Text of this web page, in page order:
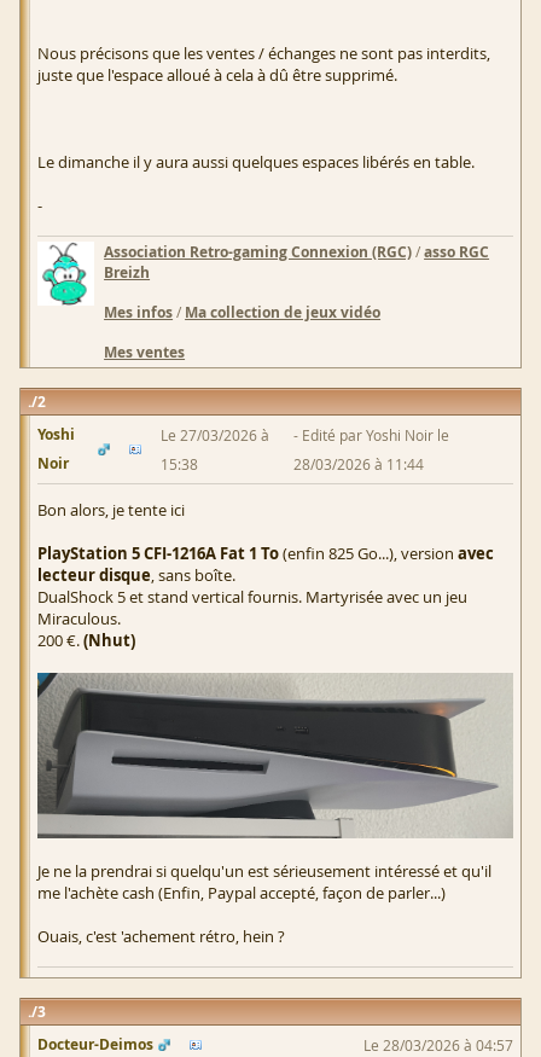
Nous précisons que les ventes / échanges ne sont pas interdits,
juste que l'espace alloué à cela à dû être supprimé.
Le dimanche il y aura aussi quelques espaces libérés en table.
-
Association Retro-gaming Connexion (RGC)/asso RGC
Breizh
Mes infos/ Ma collection de jeux vidéo
Mes ventes
2
Yoshi
Noir
Le 27/03/2026 à
15:38
Edité par Yoshi Noir le
28/03/2026 à 11:44
Bon alors, je tente ici
PlayStation 5 CFI-1216A Fat 1 To(enfin 825 Go...), version avec
lecteur disque, sans boîte.
DualShock 5 et stand vertical fournis. Martyrisée avec un jeu
Miraculous.
200 €.(Nhut)
Je ne la prendrai si quelqu'un est sérieusement intéressé et qu'il
me l'achète cash (Enfin, Paypal accepté, façon de parler...)
Ouais, c'est 'achement rétro, hein ?
3
Docteur-Deimos
Le 28/03/2026 à 04:57